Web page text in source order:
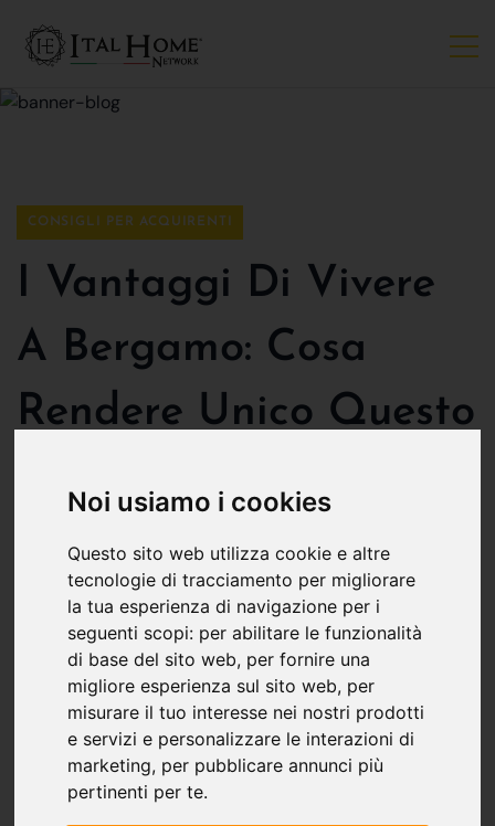
Noi usiamo i cookies
Questo sito web utilizza cookie e altre
tecnologie di tracciamento per migliorare
la tua esperienza di navigazione per i
seguenti scopi: per abilitare le funzionalità
di base del sito web, per fornire una
migliore esperienza sul sito web, per
misurare il tuo interesse nei nostri prodotti
e servizi e personalizzare le interazioni di
marketing, per pubblicare annunci più
pertinenti per te.
CONSIGLI PER ACQUIRENTI
I Vantaggi Di Vivere
A Bergamo: Cosa
Rendere Unico Questo
L'atmosfera accogliente e
familiare
Il primo elemento che rende Bergamoun luogo
con un'atmosfera accogliente e familiare
l'affabilità della sua gente. Gli abitanti di questa
città sono noti per la loro gentilezza e ospitalità,